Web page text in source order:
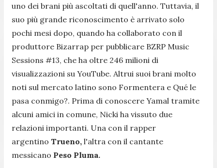
uno dei brani più ascoltati di quell'anno. Tuttavia, il
suo più grande riconoscimento è arrivato solo
pochi mesi dopo, quando ha collaborato con il
produttore Bizarrap per pubblicare BZRP Music
Sessions #13, che ha oltre 246 milioni di
visualizzazioni su YouTube. Altrui suoi brani molto
noti sul mercato latino sono Formentera e Qué le
pasa conmigo?. Prima di conoscere Yamal tramite
alcuni amici in comune, Nicki ha vissuto due
relazioni importanti. Una con il rapper
argentino Trueno, l'altra con il cantante
messicano Peso Pluma.